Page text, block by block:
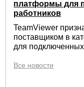
платформы для
работников
TeamViewer
поставщиком в
для подключенных
Все новости